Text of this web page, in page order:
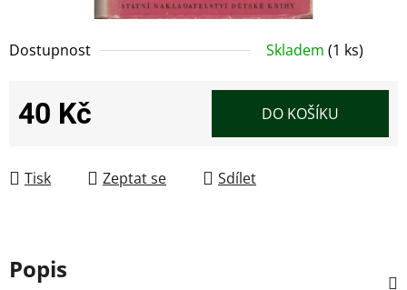
Dostupnost Skladem (1 ks)
40 Kč DO KOŠÍKU
Tisk Zeptat se Sdílet
Popis